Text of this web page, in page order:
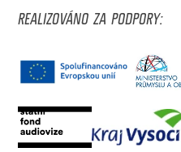
REALIZOVÁNO ZA PODPORY: